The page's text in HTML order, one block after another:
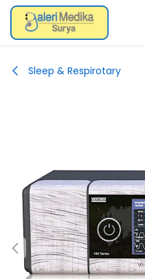
Skip ke Konten
Sleep & Respirotary